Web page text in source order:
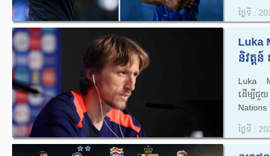
ថ្ងៃទី :
Luka
និវត្ត
Luka
ដើម្បីជួ
Nations
ថ្ងៃទី :